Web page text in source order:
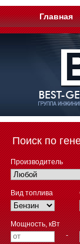
Главная
Поиск по
Производитель
Вид топлива
Мощность, кВт
-